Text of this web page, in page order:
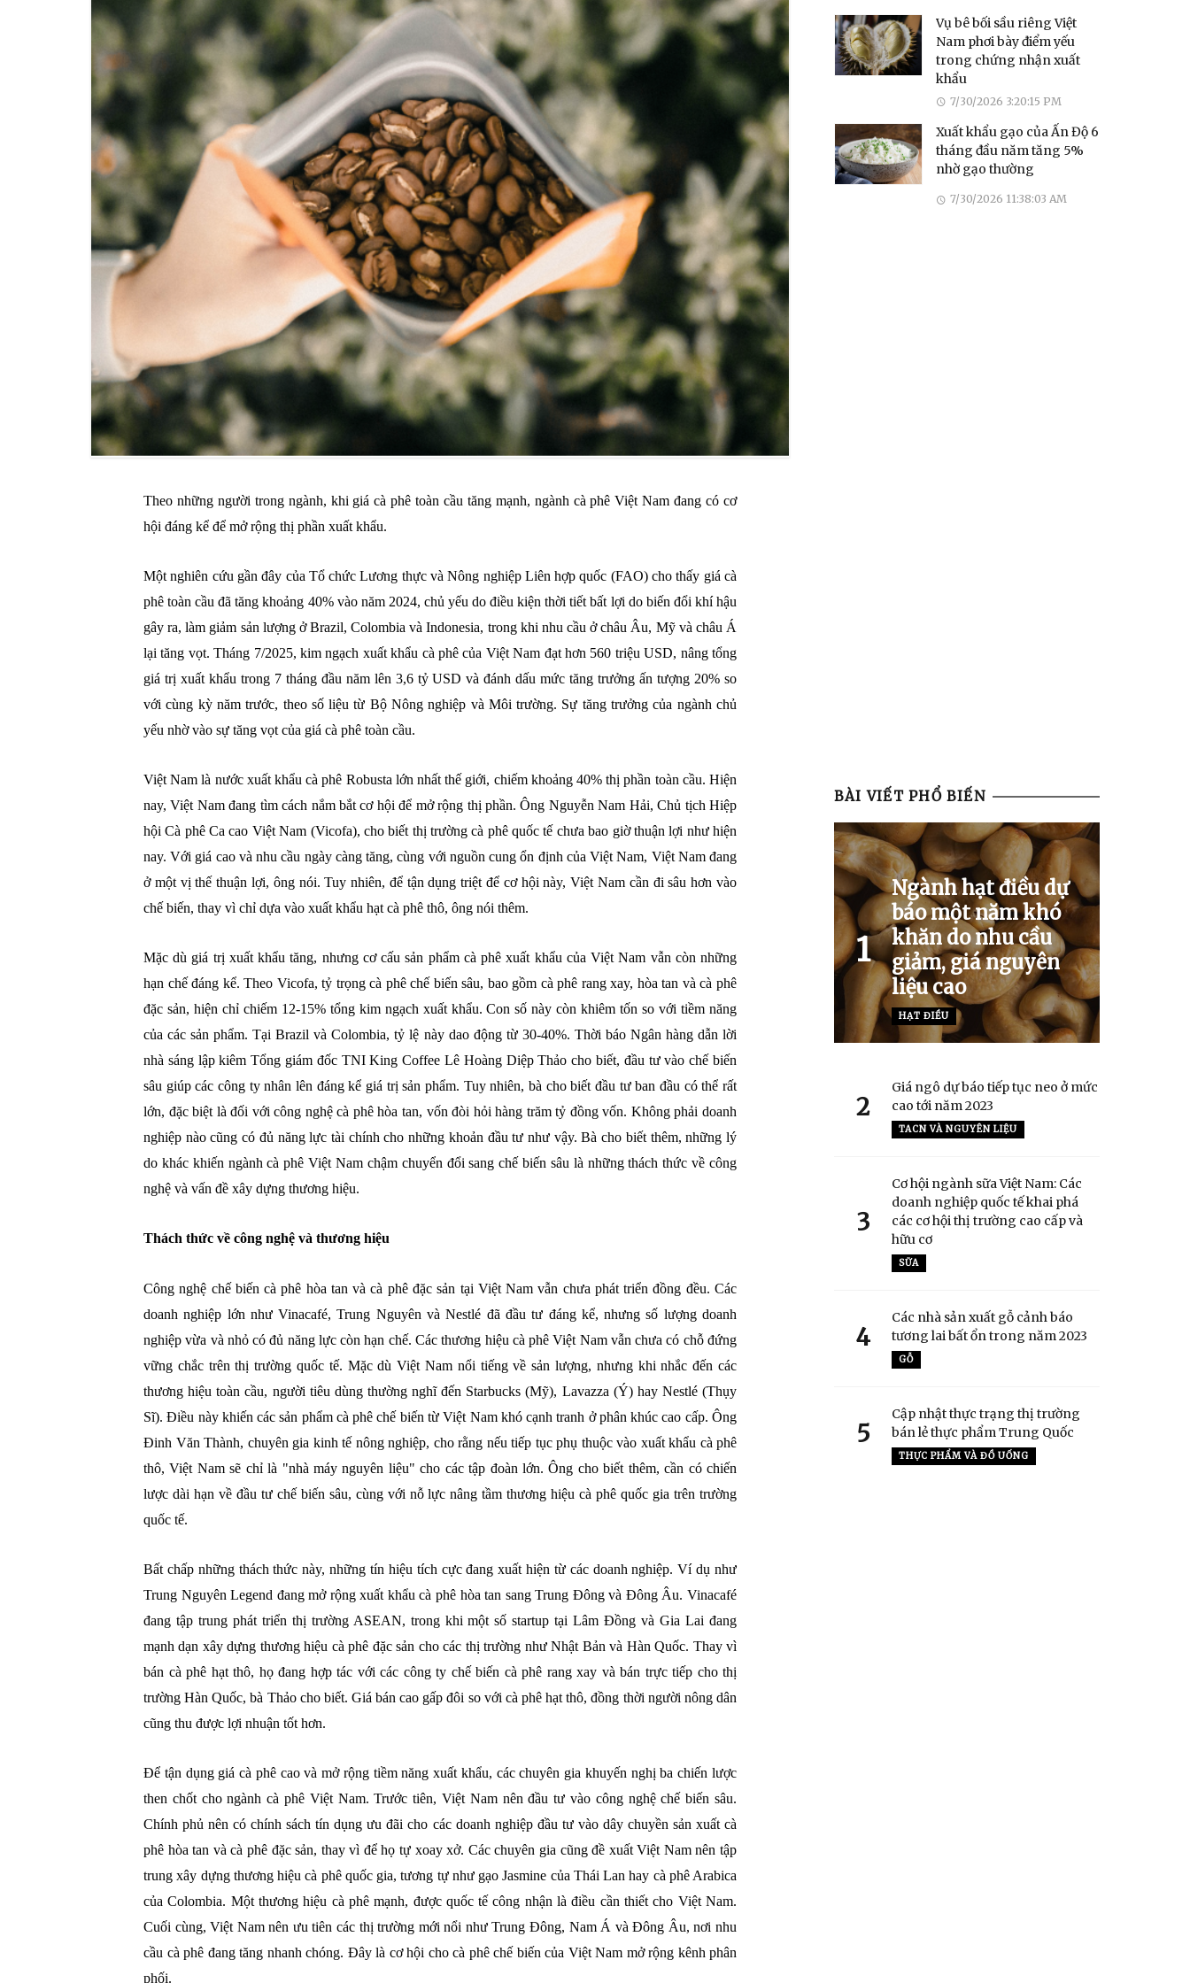
Theo những người trong ngành, khi giá cà phê toàn cầu tăng mạnh, ngành cà phê Việt Nam đang có cơ
hội đáng kể để mở rộng thị phần xuất khẩu.
Một nghiên cứu gần đây của Tổ chức Lương thực và Nông nghiệp Liên hợp quốc (FAO) cho thấy giá cà
phê toàn cầu đã tăng khoảng 40% vào năm 2024, chủ yếu do điều kiện thời tiết bất lợi do biến đổi khí hậu
gây ra, làm giảm sản lượng ở Brazil, Colombia và Indonesia, trong khi nhu cầu ở châu Âu, Mỹ và châu Á
lại tăng vọt. Tháng 7/2025, kim ngạch xuất khẩu cà phê của Việt Nam đạt hơn 560 triệu USD, nâng tổng
giá trị xuất khẩu trong 7 tháng đầu năm lên 3,6 tỷ USD và đánh dấu mức tăng trưởng ấn tượng 20% ​​so
với cùng kỳ năm trước, theo số liệu từ Bộ Nông nghiệp và Môi trường. Sự tăng trưởng của ngành chủ
yếu nhờ vào sự tăng vọt của giá cà phê toàn cầu.
Việt Nam là nước xuất khẩu cà phê Robusta lớn nhất thế giới, chiếm khoảng 40% thị phần toàn cầu. Hiện
nay, Việt Nam đang tìm cách nắm bắt cơ hội để mở rộng thị phần. Ông Nguyễn Nam Hải, Chủ tịch Hiệp
hội Cà phê Ca cao Việt Nam (Vicofa), cho biết thị trường cà phê quốc tế chưa bao giờ thuận lợi như hiện
nay. Với giá cao và nhu cầu ngày càng tăng, cùng với nguồn cung ổn định của Việt Nam, Việt Nam đang
ở một vị thế thuận lợi, ông nói. Tuy nhiên, để tận dụng triệt để cơ hội này, Việt Nam cần đi sâu hơn vào
chế biến, thay vì chỉ dựa vào xuất khẩu hạt cà phê thô, ông nói thêm.
Mặc dù giá trị xuất khẩu tăng, nhưng cơ cấu sản phẩm cà phê xuất khẩu của Việt Nam vẫn còn những
hạn chế đáng kể. Theo Vicofa, tỷ trọng cà phê chế biến sâu, bao gồm cà phê rang xay, hòa tan và cà phê
đặc sản, hiện chỉ chiếm 12-15% tổng kim ngạch xuất khẩu. Con số này còn khiêm tốn so với tiềm năng
của các sản phẩm. Tại Brazil và Colombia, tỷ lệ này dao động từ 30-40%. Thời báo Ngân hàng dẫn lời
nhà sáng lập kiêm Tổng giám đốc TNI King Coffee Lê Hoàng Diệp Thảo cho biết, đầu tư vào chế biến
sâu giúp các công ty nhân lên đáng kể giá trị sản phẩm. Tuy nhiên, bà cho biết đầu tư ban đầu có thể rất
lớn, đặc biệt là đối với công nghệ cà phê hòa tan, vốn đòi hỏi hàng trăm tỷ đồng vốn. Không phải doanh
nghiệp nào cũng có đủ năng lực tài chính cho những khoản đầu tư như vậy. Bà cho biết thêm, những lý
do khác khiến ngành cà phê Việt Nam chậm chuyển đổi sang chế biến sâu là những thách thức về công
nghệ và vấn đề xây dựng thương hiệu.
Thách thức về công nghệ và thương hiệu
Công nghệ chế biến cà phê hòa tan và cà phê đặc sản tại Việt Nam vẫn chưa phát triển đồng đều. Các
doanh nghiệp lớn như Vinacafé, Trung Nguyên và Nestlé đã đầu tư đáng kể, nhưng số lượng doanh
nghiệp vừa và nhỏ có đủ năng lực còn hạn chế. Các thương hiệu cà phê Việt Nam vẫn chưa có chỗ đứng
vững chắc trên thị trường quốc tế. Mặc dù Việt Nam nổi tiếng về sản lượng, nhưng khi nhắc đến các
thương hiệu toàn cầu, người tiêu dùng thường nghĩ đến Starbucks (Mỹ), Lavazza (Ý) hay Nestlé (Thụy
Sĩ). Điều này khiến các sản phẩm cà phê chế biến từ Việt Nam khó cạnh tranh ở phân khúc cao cấp. Ông
Đinh Văn Thành, chuyên gia kinh tế nông nghiệp, cho rằng nếu tiếp tục phụ thuộc vào xuất khẩu cà phê
thô, Việt Nam sẽ chỉ là "nhà máy nguyên liệu" cho các tập đoàn lớn. Ông cho biết thêm, cần có chiến
lược dài hạn về đầu tư chế biến sâu, cùng với nỗ lực nâng tầm thương hiệu cà phê quốc gia trên trường
quốc tế.
Bất chấp những thách thức này, những tín hiệu tích cực đang xuất hiện từ các doanh nghiệp. Ví dụ như
Trung Nguyên Legend đang mở rộng xuất khẩu cà phê hòa tan sang Trung Đông và Đông Âu. Vinacafé
đang tập trung phát triển thị trường ASEAN, trong khi một số startup tại Lâm Đồng và Gia Lai đang
mạnh dạn xây dựng thương hiệu cà phê đặc sản cho các thị trường như Nhật Bản và Hàn Quốc. Thay vì
bán cà phê hạt thô, họ đang hợp tác với các công ty chế biến cà phê rang xay và bán trực tiếp cho thị
trường Hàn Quốc, bà Thảo cho biết. Giá bán cao gấp đôi so với cà phê hạt thô, đồng thời người nông dân
cũng thu được lợi nhuận tốt hơn.
Để tận dụng giá cà phê cao và mở rộng tiềm năng xuất khẩu, các chuyên gia khuyến nghị ba chiến lược
then chốt cho ngành cà phê Việt Nam. Trước tiên, Việt Nam nên đầu tư vào công nghệ chế biến sâu.
Chính phủ nên có chính sách tín dụng ưu đãi cho các doanh nghiệp đầu tư vào dây chuyền sản xuất cà
phê hòa tan và cà phê đặc sản, thay vì để họ tự xoay xở. Các chuyên gia cũng đề xuất Việt Nam nên tập
trung xây dựng thương hiệu cà phê quốc gia, tương tự như gạo Jasmine của Thái Lan hay cà phê Arabica
của Colombia. Một thương hiệu cà phê mạnh, được quốc tế công nhận là điều cần thiết cho Việt Nam.
Cuối cùng, Việt Nam nên ưu tiên các thị trường mới nổi như Trung Đông, Nam Á và Đông Âu, nơi nhu
cầu cà phê đang tăng nhanh chóng. Đây là cơ hội cho cà phê chế biến của Việt Nam mở rộng kênh phân
phối.
Vụ bê bối sầu riêng Việt
Nam phơi bày điểm yếu
trong chứng nhận xuất
khẩu
7/30/2026 3:20:15 PM
Xuất khẩu gạo của Ấn Độ 6
tháng đầu năm tăng 5%
nhờ gạo thường
7/30/2026 11:38:03 AM
BÀI VIẾT PHỔ BIẾN
1
Ngành hạt điều dự
báo một năm khó
khăn do nhu cầu
giảm, giá nguyên
liệu cao
HẠT ĐIỀU
2
Giá ngô dự báo tiếp tục neo ở mức
cao tới năm 2023
TACN VÀ NGUYÊN LIỆU
3
Cơ hội ngành sữa Việt Nam: Các
doanh nghiệp quốc tế khai phá
các cơ hội thị trường cao cấp và
hữu cơ
SỮA
4
Các nhà sản xuất gỗ cảnh báo
tương lai bất ổn trong năm 2023
GỖ
5
Cập nhật thực trạng thị trường
bán lẻ thực phẩm Trung Quốc
THỰC PHẨM VÀ ĐỒ UỐNG